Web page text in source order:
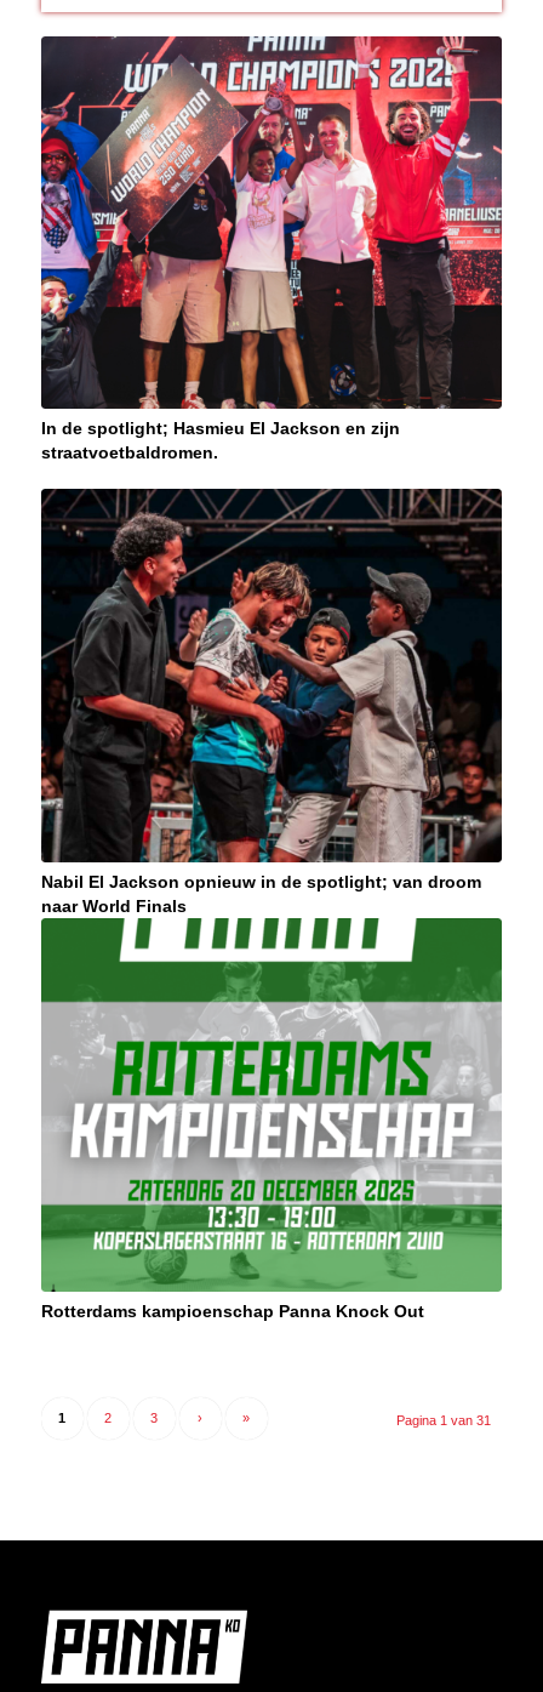
In de spotlight; Hasmieu El Jackson en zijn
straatvoetbaldromen.
Nabil El Jackson opnieuw in de spotlight; van droom
naar World Finals
Rotterdams kampioenschap Panna Knock Out
Pagina 1 van 31
1 2 3 › »